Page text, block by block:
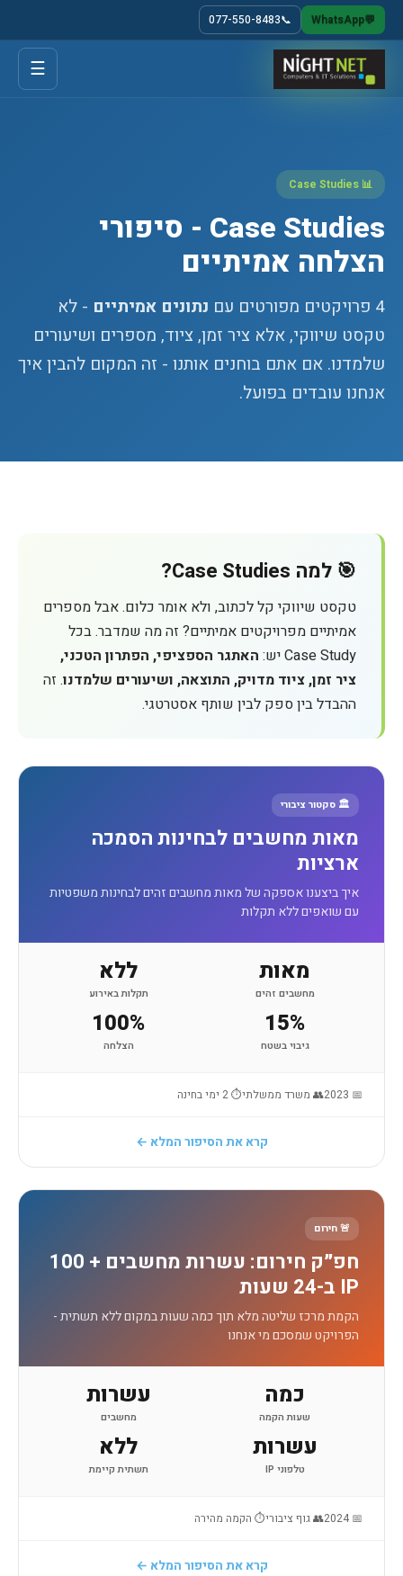
💬
WhatsApp
📞
077-550-8483
☰
📊 Case Studies
Case Studies - סיפורי
הצלחה אמיתיים
4 פרויקטים מפורטים עם נתונים אמיתיים - לא
טקסט שיווקי, אלא ציר זמן, ציוד, מספרים ושיעורים
שלמדנו. אם אתם בוחנים אותנו - זה המקום להבין איך
אנחנו עובדים בפועל.
🎯 למה Case Studies?
טקסט שיווקי קל לכתוב, ולא אומר כלום. אבל מספרים
אמיתיים מפרויקטים אמיתיים? זה מה שמדבר. בכל
Case Study יש:
האתגר הספציפי, הפתרון הטכני,
ציר זמן, ציוד מדויק, התוצאה, ושיעורים שלמדנו. זה
ההבדל בין ספק לבין שותף אסטרטגי.
🏛️ סקטור ציבורי
מאות מחשבים לבחינות הסמכה
ארציות
איך ביצענו אספקה של מאות מחשבים זהים לבחינות משפטיות
עם שואפים ללא תקלות
מאות
מחשבים זהים
ללא
תקלות באירוע
15%
גיבוי בשטח
100%
הצלחה
📅 2023 👥 משרד ממשלתי⏱ 2 ימי בחינה
קרא את הסיפור המלא ←
🚨 חירום
חפ״ק חירום: עשרות מחשבים + 100
IP ב-24 שעות
הקמת מרכז שליטה מלא תוך כמה שעות במקום ללא תשתית -
הפרויקט שמסכם מי אנחנו
כמה
שעות הקמה
עשרות
מחשבים
עשרות
טלפוני IP
ללא
תשתית קיימת
📅 2024 👥 גוף ציבורי⏱ הקמה מהירה
קרא את הסיפור המלא ←